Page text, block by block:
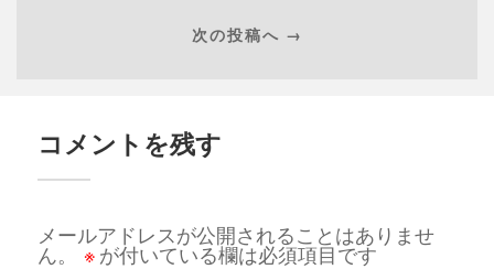
次の投稿へ →
コメントを残す
メールアドレスが公開されることはありませ
ん。
※ が付いている欄は必須項目です